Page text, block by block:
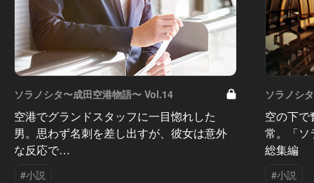
ソラノシタ〜成田空港物語〜 Vol.14
空港でグランドスタッフに一目惚れした
男。思わず名刺を差し出すが、彼女は意外
な反応で…
#小説
ソラノシ
空の下
常。「ソ
総集編
#小説